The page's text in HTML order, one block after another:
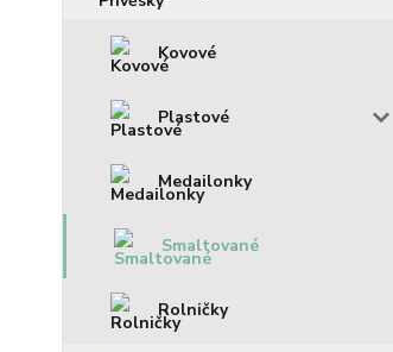
Kovové
Plastové
Medailonky
Smaltované
Rolničky